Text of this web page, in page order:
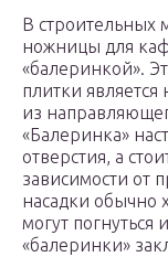
В строительных
ножницы для
«балеринкой».
плитки является
из
«Балеринка»
отверстия, а
зависимости от
насадки обычно
могут
«балеринки»